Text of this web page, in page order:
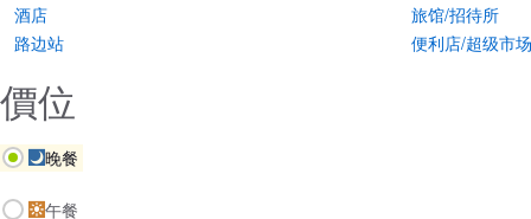
酒店
旅馆/招待所
路边站
便利店/超级市场
價位
晚餐
午餐